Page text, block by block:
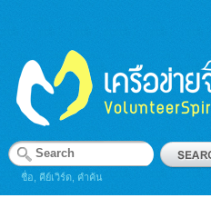
ชื่อ, คีย์เวิร์ด, คำค้น